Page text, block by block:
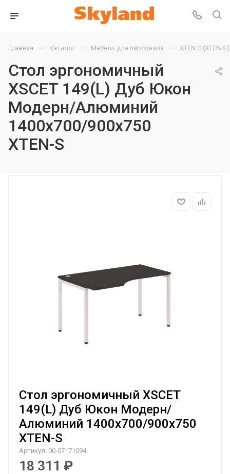
Главная — Каталог — Мебель для персонала — XTEN С (XTEN-S)
Стол эргономичный
XSCET 149(L) Дуб Юкон
Модерн/Алюминий
1400х700/900х750
XTEN-S
Стол эргономичный XSCET
149(L) Дуб Юкон Модерн/
Алюминий 1400х700/900х750
XTEN-S
Артикул: 00-07171094
18 311 ₽